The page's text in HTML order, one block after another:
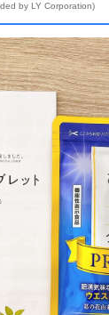
by LY Corporation)